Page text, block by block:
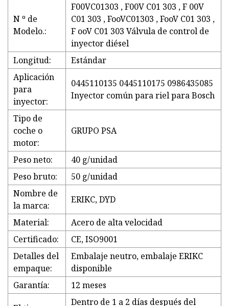
N º de
Modelo.:
F00VC01303 , F00V C01 303 , F 00V
C01 303 , FooVC01303 , FooV C01 303 ,
F ooV C01 303 Válvula de control de
inyector diésel
Longitud:
Estándar
Aplicación
para
inyector:
0445110135 0445110175 0986435085
Inyector común para riel para Bosch
Tipo de
coche o
motor:
GRUPO PSA
Peso neto:
40 g/unidad
Peso bruto:
50 g/unidad
Nombre de
la marca:
ERIKC, DYD
Material:
Acero de alta velocidad
Certificado:
CE, ISO9001
Detalles del
empaque:
Embalaje neutro, embalaje ERIKC
disponible
Garantía:
12 meses
Dentro de 1 a 2 días después del